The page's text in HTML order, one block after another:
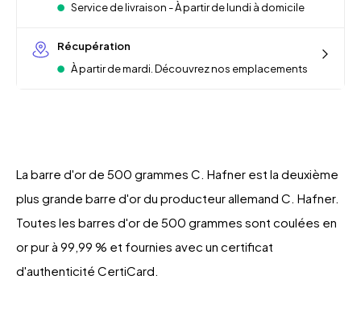
Service de livraison - À partir de lundi à domicile
Récupération
À partir de mardi. Découvrez nos emplacements
La barre d'or de 500 grammes C. Hafner est la deuxième
plus grande barre d'or du producteur allemand C. Hafner.
Toutes les barres d'or de 500 grammes sont coulées en
or pur à 99,99 % et fournies avec un certificat
d'authenticité CertiCard.